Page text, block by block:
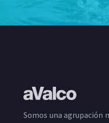
Somos una agrupación